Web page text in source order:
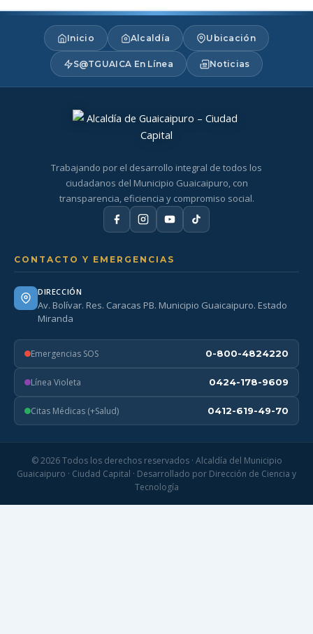
Inicio Alcaldía Ubicación
S@TGUAICA En Línea Noticias
Trabajando por el desarrollo integral de todos los
ciudadanos del Municipio Guaicaipuro, con
transparencia, eficiencia y compromiso social.
CONTACTO Y EMERGENCIAS
DIRECCIÓN
Av. Bolívar. Res. Caracas PB. Municipio Guaicaipuro. Estado
Miranda
Emergencias SOS 0-800-4824220
Línea Violeta 0424-178-9609
Citas Médicas (+Salud) 0412-619-49-70
© 2026 Todos los derechos reservados · Alcaldía del Municipio
Guaicaipuro · Ciudad Capital · Desarrollado por Dirección de Ciencia y
Tecnología